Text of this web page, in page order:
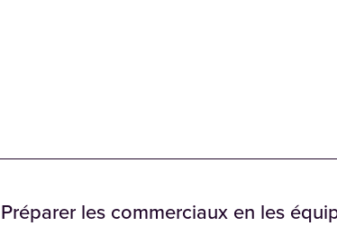
Préparer les commerciaux en les